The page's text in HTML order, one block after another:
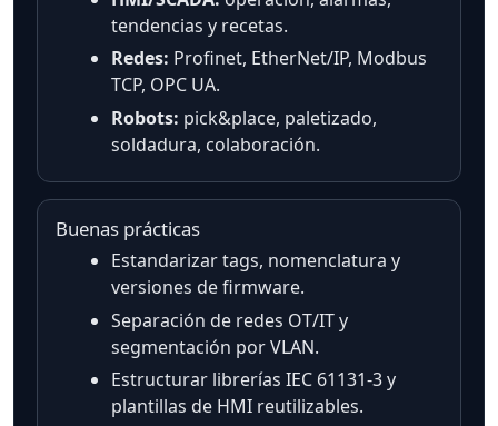
tendencias y recetas.
Redes: Profinet, EtherNet/IP, Modbus
TCP, OPC UA.
Robots: pick&place, paletizado,
soldadura, colaboración.
Buenas prácticas
Estandarizar tags, nomenclatura y
versiones de firmware.
Separación de redes OT/IT y
segmentación por VLAN.
Estructurar librerías IEC 61131-3 y
plantillas de HMI reutilizables.